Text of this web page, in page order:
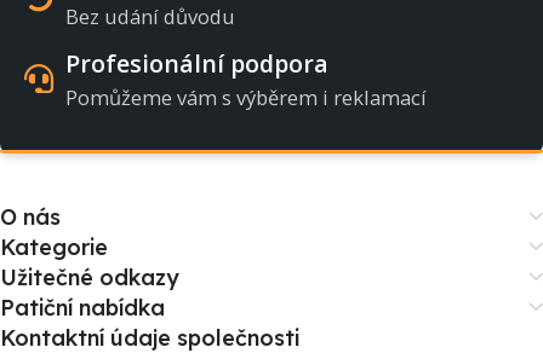
Bez udání důvodu
Profesionální podpora
Pomůžeme vám s výběrem i reklamací
O nás
Kategorie
Užitečné odkazy
Patiční nabídka
Kontaktní údaje společnosti